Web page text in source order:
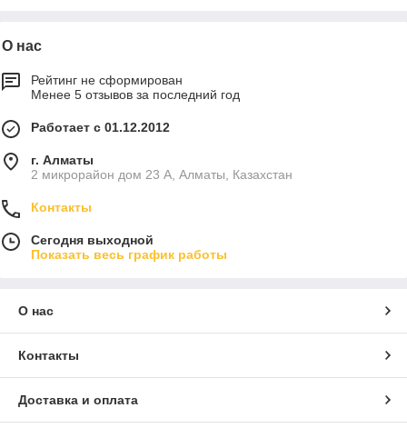
О нас
Рейтинг не сформирован
Менее 5 отзывов за последний год
Работает с 01.12.2012
г. Алматы
2 микрорайон дом 23 А, Алматы, Казахстан
Контакты
Сегодня выходной
Показать весь график работы
О нас
Контакты
Доставка и оплата